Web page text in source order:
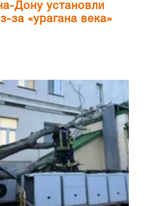
Дону установли
за «урагана века»